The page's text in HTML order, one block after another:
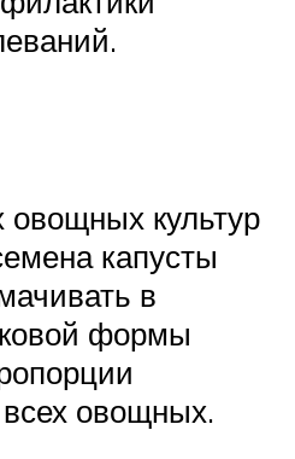
овощных культур
капусты
в
формы
овощных.